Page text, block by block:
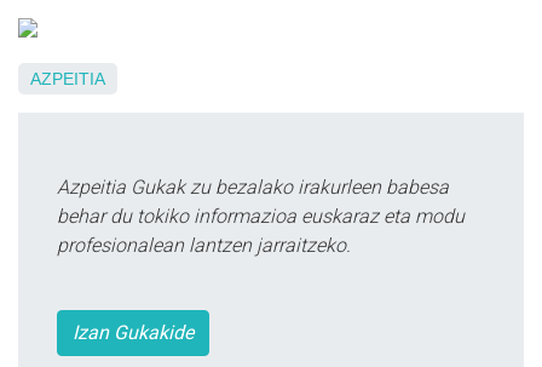
AZPEITIA
Azpeitia Gukak zu bezalako irakurleen babesa
behar du tokiko informazioa euskaraz eta modu
profesionalean lantzen jarraitzeko.
Izan Gukakide